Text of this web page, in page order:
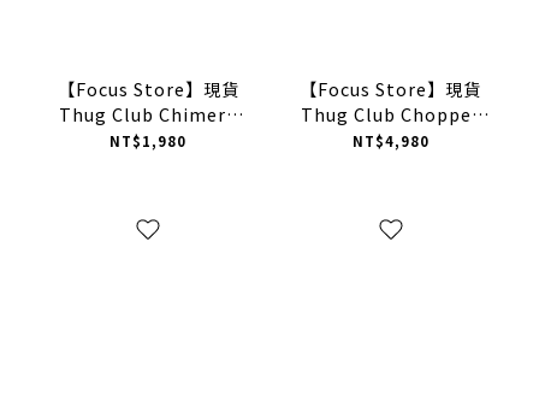
【Focus Store】現貨
Thug Club Chimera
Beanie 毛帽
NT$1,980
【Focus Store】現貨
Thug Club Chopper
Cap 波浪刺繡 六分割帽
NT$4,980